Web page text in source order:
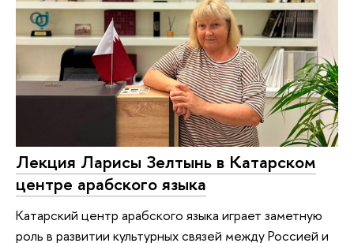
Лекция Ларисы Зелтынь в Катарском
центре арабского языка
Катарский центр арабского языка играет заметную
роль в развитии культурных связей между Россией и